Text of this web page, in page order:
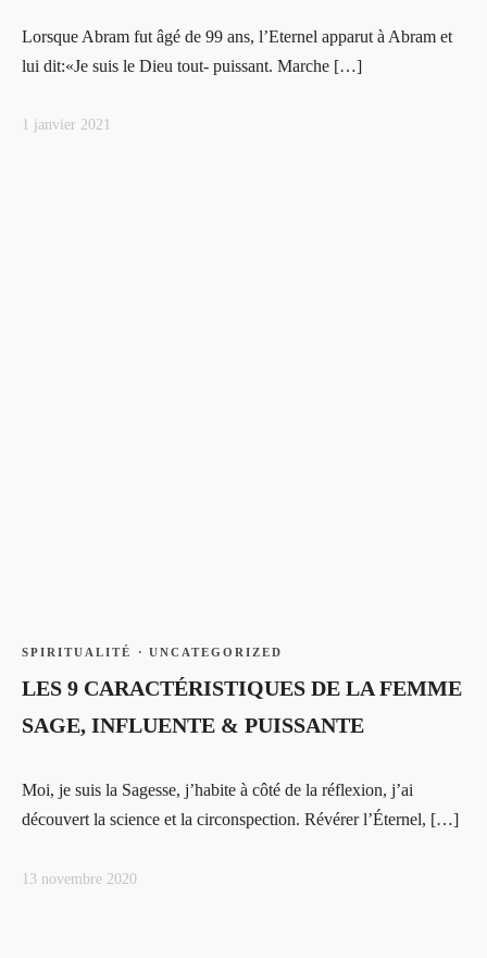
Lorsque Abram fut âgé de 99 ans, l’Eternel apparut à Abram et
lui dit:«Je suis le Dieu tout- puissant. Marche […]
1 janvier 2021
SPIRITUALITÉ · UNCATEGORIZED
LES 9 CARACTÉRISTIQUES DE LA FEMME
SAGE, INFLUENTE & PUISSANTE
Moi, je suis la Sagesse, j’habite à côté de la réflexion, j’ai
découvert la science et la circonspection. Révérer l’Éternel, […]
13 novembre 2020